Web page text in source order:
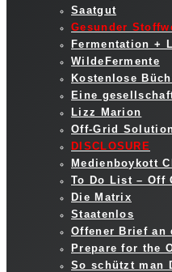
Saatgut
Gesunder
Fermentation +
WildeFermente
Kostenlose
Eine
Lizz Marion
Off-Grid
DISCLOSURE
Medienboykott
To Do List – Off
Die Matrix
Staatenlos
Offener Brief an
Prepare for the
So schützt man